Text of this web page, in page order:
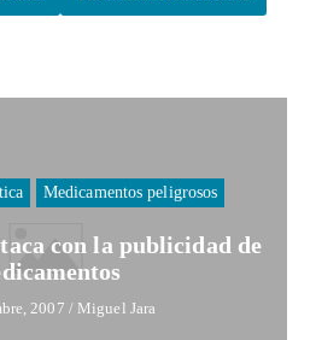
Medicamentos peligrosos
con la publicidad de
2007 / Miguel Jara